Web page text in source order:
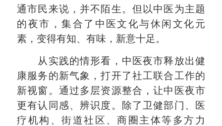
通市民来说，并不陌生。但以中医为主题
的夜市，集合了中医文化与休闲文化元
素，变得有知、有味，新意十足。
从实践的情形看，中医夜市释放出健
康服务的新气象，打开了社工联合工作的
新视窗。通过多层资源整合，让中医夜市
更有认同感、辨识度。除了卫健部门、医
疗机构、街道社区、商圈主体等多方力